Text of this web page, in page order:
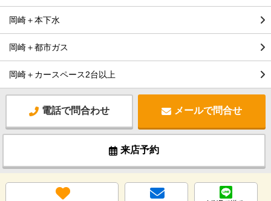
岡崎＋本下水
岡崎＋都市ガス
岡崎＋カースペース2台以上
電話で問合わせ メールで問合せ
来店予約